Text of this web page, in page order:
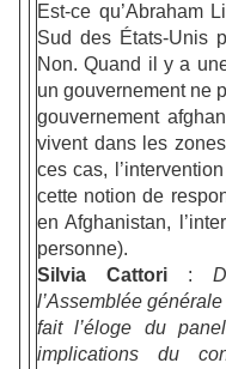
Est-ce qu’Abraham
Sud des États-Unis
Non. Quand il y a
un gouvernement ne
gouvernement
vivent dans les
ces cas,
cette notion de
en Afghanistan,
personne).
Silvia Cattori:
l’Assemblée générale
fait l’éloge du
implications du